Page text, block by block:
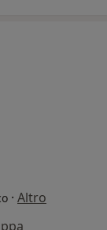
· Altro